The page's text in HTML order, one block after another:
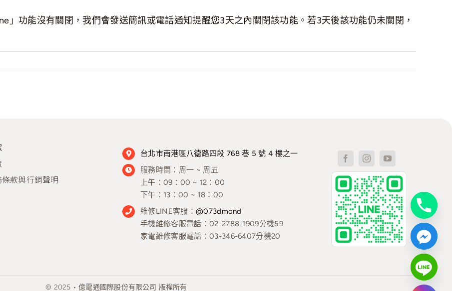
」功能沒有關閉，我們會發送簡訊或電話通知提醒您3天之內關閉該功能。若3天後該功能仍未關閉，
款與行銷聲明
台北市南港區八德路四段 768 巷 5 號 4 樓之一
服務時間： 周一 ~ 周五
上午：09：00 ~ 12：00
下午：13：00 ~ 18：00
維修LINE客服： @073dmond
手機維修客服電話：02-2788-1909分機59
家電維修客服電話：03-346-6407分機20
© 2025 • 億電通國際股份有限公司 版權所有